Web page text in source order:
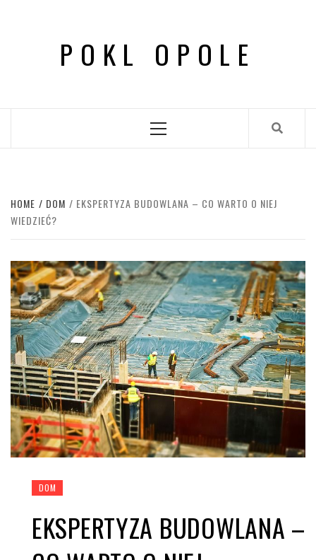
POKL OPOLE
Menu
HOME DOM
EKSPERTYZA BUDOWLANA – CO WARTO O NIEJ
WIEDZIEĆ?
DOM
EKSPERTYZA BUDOWLANA –